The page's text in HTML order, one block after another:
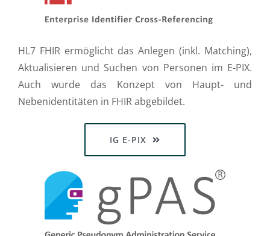
HL7 FHIR ermöglicht das Anlegen (inkl. Matching),
Aktualisieren und Suchen von Personen im E-PIX.
Auch wurde das Konzept von Haupt- und
Nebenidentitäten in FHIR abgebildet.
IG E-PIX